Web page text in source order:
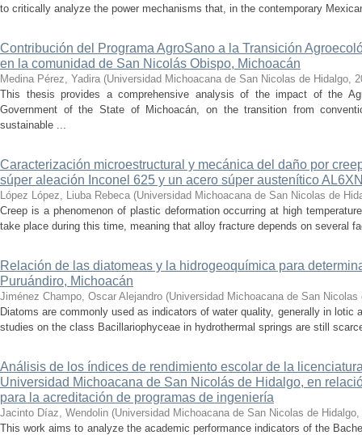
to critically analyze the power mechanisms that, in the contemporary
Contribución del Programa AgroSano a la Transición
en la comunidad de San Nicolás Obispo, Michoacán
Medina Pérez, Yadira (Universidad Michoacana de San Nicolas de Hidalgo,
This thesis provides a comprehensive analysis of the impact of the
Government of the State of Michoacán, on the transition from
sustainable ...
Caracterización microestructural y mecánica del daño por
súper aleación Inconel 625 y un acero súper austenítico
López López, Liuba Rebeca (Universidad Michoacana de San Nicolas de
Creep is a phenomenon of plastic deformation occurring at high
take place during this time, meaning that alloy fracture depends on several
Relación de las diatomeas y la hidrogeoquímica para
Puruándiro, Michoacán
Jiménez Champo, Oscar Alejandro (Universidad Michoacana de San Nicolas
Diatoms are commonly used as indicators of water quality, generally in
studies on the class Bacillariophyceae in hydrothermal springs are still
Análisis de los índices de rendimiento escolar de la
Universidad Michoacana de San Nicolás de Hidalgo, en
para la acreditación de programas de ingeniería
Jacinto Díaz, Wendolin (Universidad Michoacana de San Nicolas de Hidalgo,
This work aims to analyze the academic performance indicators of the